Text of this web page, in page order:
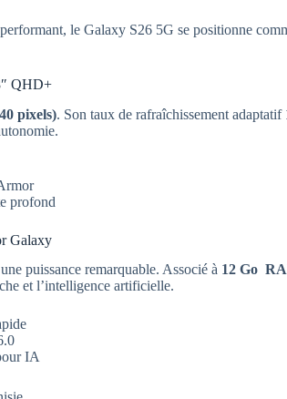
le Galaxy S26 5G se positionne
QHD+
pixels). Son taux de rafraîchissement adaptatif
profond
Galaxy
puissance remarquable. Associé à 12 Go
et l’intelligence artificielle.
IA